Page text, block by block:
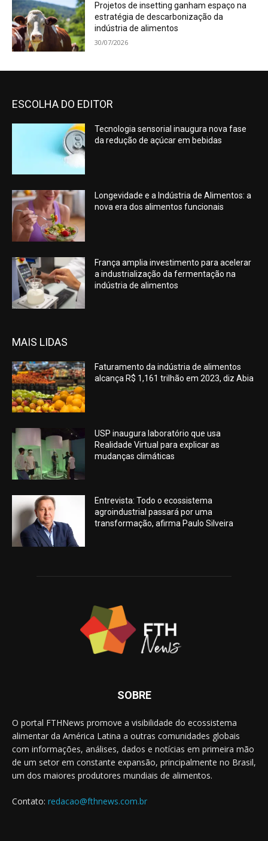
Projetos de insetting ganham espaço na
estratégia de descarbonização da
indústria de alimentos
30/07/2026
ESCOLHA DO EDITOR
Tecnologia sensorial inaugura nova fase
da redução de açúcar em bebidas
Longevidade e a Indústria de Alimentos: a
nova era dos alimentos funcionais
França amplia investimento para acelerar
a industrialização da fermentação na
indústria de alimentos
MAIS LIDAS
Faturamento da indústria de alimentos
alcança R$ 1,161 trilhão em 2023, diz Abia
USP inaugura laboratório que usa
Realidade Virtual para explicar as
mudanças climáticas
Entrevista: Todo o ecossistema
agroindustrial passará por uma
transformação, afirma Paulo Silveira
SOBRE
O portal FTHNews promove a visibilidade do ecossistema
alimentar da América Latina a outras comunidades globais
com informações, análises, dados e notícias em primeira mão
de um setor em constante expansão, principalmente no Brasil,
um dos maiores produtores mundiais de alimentos.
Contato: redacao@fthnews.com.br